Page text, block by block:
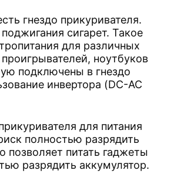
гнездо прикуривателя.
сигарет. Такое
для различных
ноутбуков
подключены в гнездо
инвертора (DC-AC
для питания
полностью разрядить
позволяет питать гаджеты
разрядить аккумулятор.